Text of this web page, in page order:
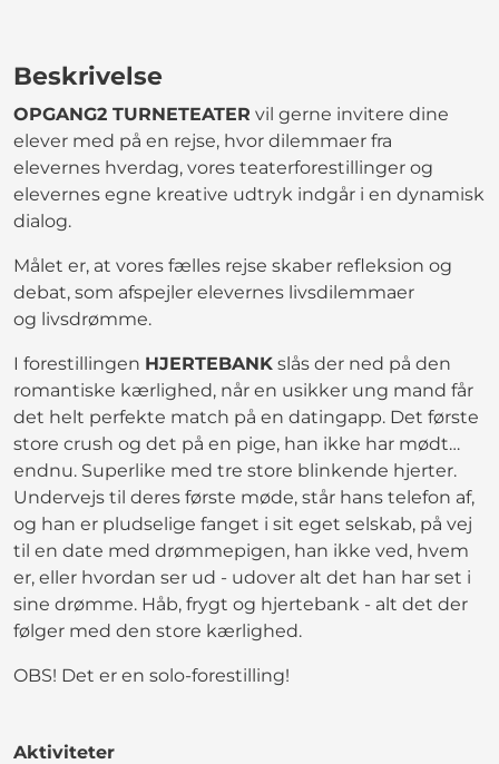
Beskrivelse
OPGANG2 TURNETEATER vil gerne invitere dine
elever med på en rejse, hvor dilemmaer fra
elevernes hverdag, vores teaterforestillinger og
elevernes egne kreative udtryk indgår i en dynamisk
dialog.
Målet er, at vores fælles rejse skaber refleksion og
debat, som afspejler elevernes livsdilemmaer
og livsdrømme.
I forestillingen HJERTEBANK slås der ned på den
romantiske kærlighed, når en usikker ung mand får
det helt perfekte match på en datingapp. Det første
store crush og det på en pige, han ikke har mødt…
endnu. Superlike med tre store blinkende hjerter.
Undervejs til deres første møde, står hans telefon af,
og han er pludselige fanget i sit eget selskab, på vej
til en date med drømmepigen, han ikke ved, hvem
er, eller hvordan ser ud - udover alt det han har set i
sine drømme. Håb, frygt og hjertebank - alt det der
følger med den store kærlighed.
OBS! Det er en solo-forestilling!
Aktiviteter